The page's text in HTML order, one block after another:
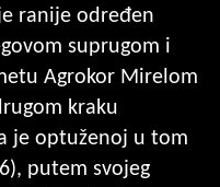
ranije određen
suprugom i
Agrokor Mirelom
kraku
je optuženoj u tom
putem svojeg